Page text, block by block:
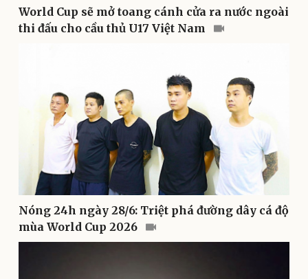
Thế giới thể thao
eSports
Hậu trường
Tư vấn
World Cup sẽ mở toang cánh cửa ra nước ngoài
thi đấu cho cầu thủ U17 Việt Nam
Nóng 24h ngày 28/6: Triệt phá đường dây cá độ
mùa World Cup 2026